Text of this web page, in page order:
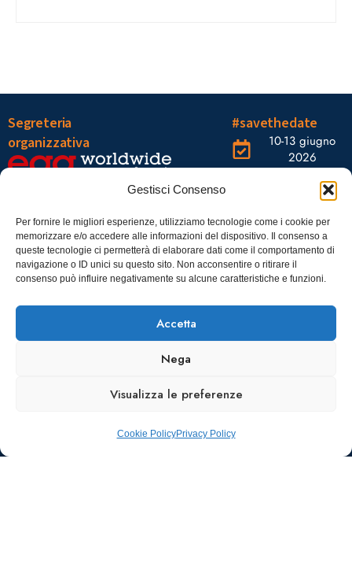
Gestisci Consenso
Per fornire le migliori esperienze, utilizziamo tecnologie come i cookie per
memorizzare e/o accedere alle informazioni del dispositivo. Il consenso a
queste tecnologie ci permetterà di elaborare dati come il comportamento di
navigazione o ID unici su questo sito. Non acconsentire o ritirare il
consenso può influire negativamente su alcune caratteristiche e funzioni.
Accetta
Nega
Visualizza le preferenze
Cookie PolicyPrivacy Policy
Segreteria
organizzativa
Tel.: 06328121
infoaiic2026@ega.it
#savethedate
10-13 giugno
2026
OGR Torino
Castelfidardo,
22 10128
Torino
SCARICA
ICS